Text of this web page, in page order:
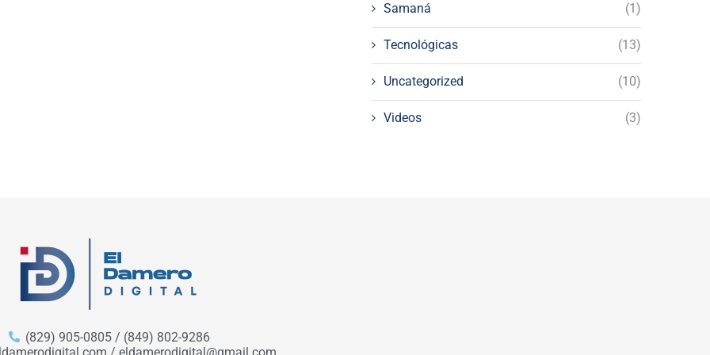
Samaná (1)
Tecnológicas (13)
Uncategorized (10)
Videos (3)
(829) 905-0805 / (849) 802-9286
/ eldamerodigital@gmail.com